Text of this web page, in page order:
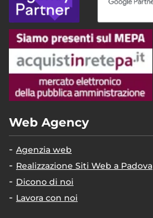
Web Agency
Agenzia web
Realizzazione Siti Web a Padova
Dicono di noi
Lavora con noi